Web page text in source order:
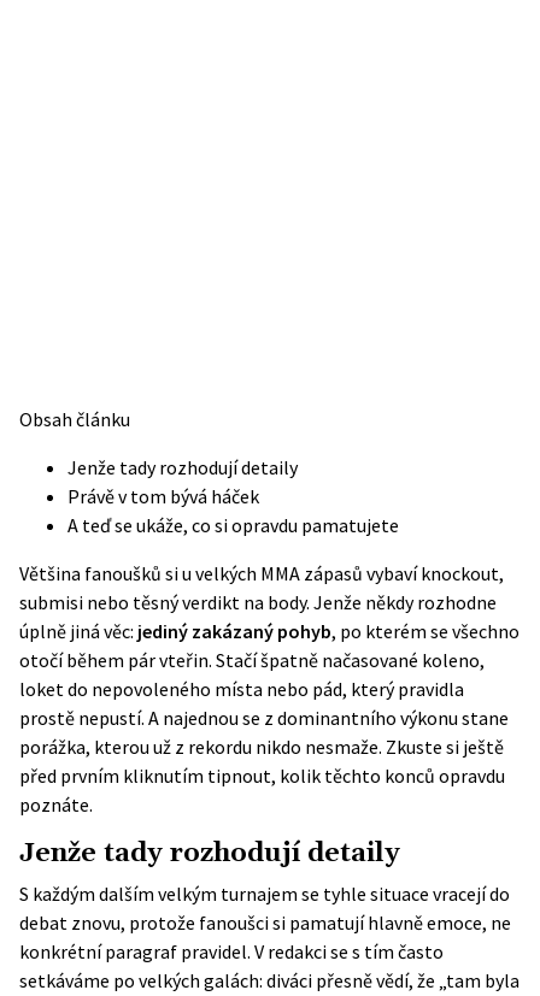
Obsah článku
Jenže tady rozhodují detaily
Právě v tom bývá háček
A teď se ukáže, co si opravdu pamatujete
Většina fanoušků si u velkých MMA zápasů vybaví knockout,
submisi nebo těsný verdikt na body. Jenže někdy rozhodne
úplně jiná věc: jediný zakázaný pohyb, po kterém se všechno
otočí během pár vteřin. Stačí špatně načasované koleno,
loket do nepovoleného místa nebo pád, který pravidla
prostě nepustí. A najednou se z dominantního výkonu stane
porážka, kterou už z rekordu nikdo nesmaže. Zkuste si ještě
před prvním kliknutím tipnout, kolik těchto konců opravdu
poznáte.
Jenže tady rozhodují detaily
S každým dalším velkým turnajem se tyhle situace vracejí do
debat znovu, protože fanoušci si pamatují hlavně emoce, ne
konkrétní paragraf pravidel. V redakci se s tím často
setkáváme po velkých galách: diváci přesně vědí, že „tam byla